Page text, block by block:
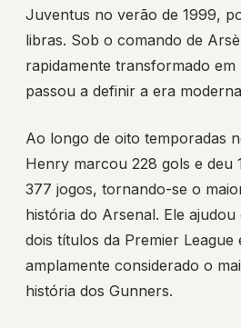
Juventus no verão de 1999,
libras. Sob o comando de
rapidamente transformado
passou a definir a era
Ao longo de oito temporadas
Henry marcou 228 gols e deu
377 jogos, tornando-se o
história do Arsenal. Ele
dois títulos da Premier League
amplamente considerado o
história dos Gunners.